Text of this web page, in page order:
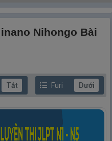
Nihongo Bài
Tắt Furi Dưới